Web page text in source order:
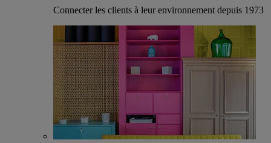
Connecter les clients à leur environnement depuis 1973